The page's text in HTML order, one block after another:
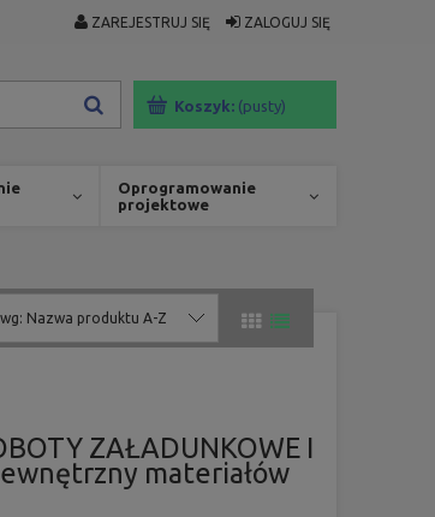
ZAREJESTRUJ SIĘ ZALOGUJ SIĘ
Koszyk: (pusty)
Oprogramowanie
projektowe
Nazwa produktu A-Z
ZAŁADUNKOWE I
materiałów